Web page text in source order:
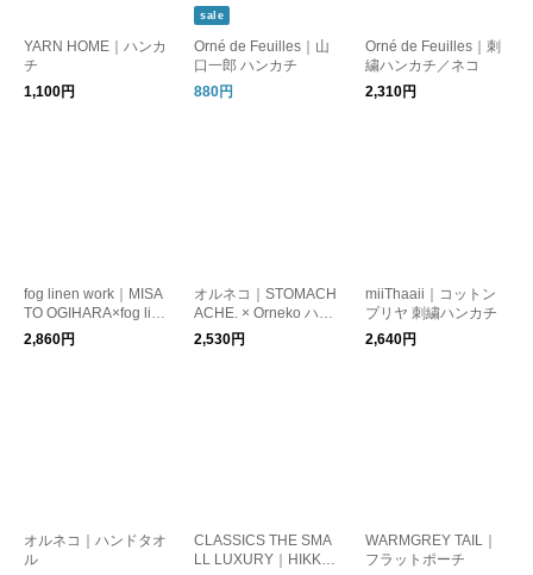
YARN HOME｜ハンカ
チ
1,100円
sale
Orné de Feuilles｜山
口一郎 ハンカチ
880円
Orné de Feuilles｜刺
繍ハンカチ／ネコ
2,310円
fog linen work｜MISA
TO OGIHARA×fog line
n work ハンカチ
2,860円
オルネコ｜STOMACH
ACHE. × Orneko ハン
カチ
2,530円
miiThaaii｜コットン
プリヤ 刺繍ハンカチ
2,640円
オルネコ｜ハンドタオ
ル
CLASSICS THE SMA
LL LUXURY｜HIKKO
WARMGREY TAIL｜
フラットポーチ